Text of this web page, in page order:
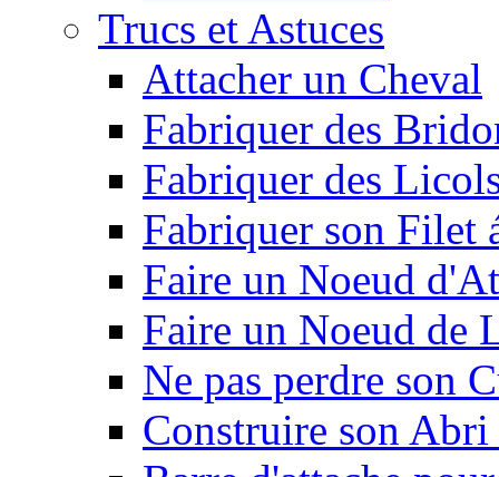
Trucs et Astuces
Attacher un Cheval
Fabriquer des
Fabriquer des
Fabriquer son Filet
Faire un Noeud
Faire un Noeud de
Ne pas perdre son
Construire son